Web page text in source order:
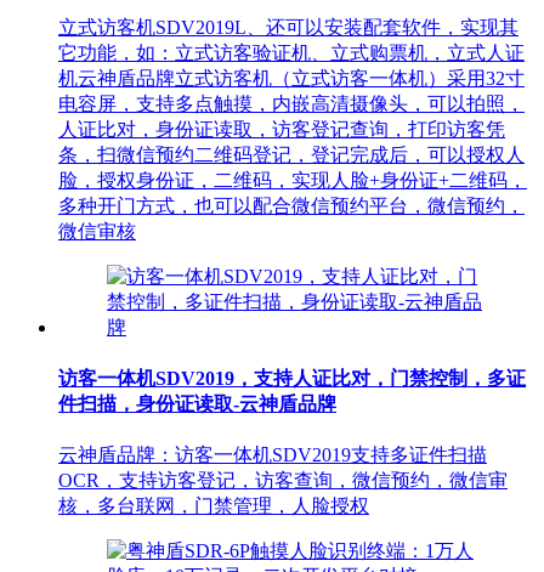
立式访客机SDV2019L、还可以安装配套软件，实现其
它功能，如：立式访客验证机、立式购票机，立式人证
机云神盾品牌立式访客机（立式访客一体机）采用32寸
电容屏，支持多点触摸，内嵌高清摄像头，可以拍照，
人证比对，身份证读取，访客登记查询，打印访客凭
条，扫微信预约二维码登记，登记完成后，可以授权人
脸，授权身份证，二维码，实现人脸+身份证+二维码，
多种开门方式，也可以配合微信预约平台，微信预约，
微信审核
访客一体机SDV2019，支持人证比对，门禁控制，多证
件扫描，身份证读取-云神盾品牌
云神盾品牌：访客一体机SDV2019支持多证件扫描
OCR，支持访客登记，访客查询，微信预约，微信审
核，多台联网，门禁管理，人脸授权